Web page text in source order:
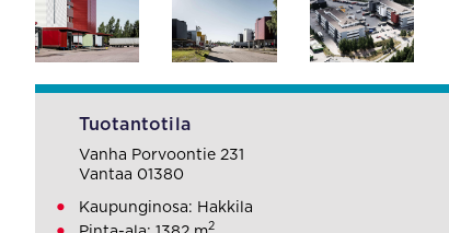
Tuotantotila
Vanha Porvoontie 231
Vantaa 01380
Kaupunginosa: Hakkila
2